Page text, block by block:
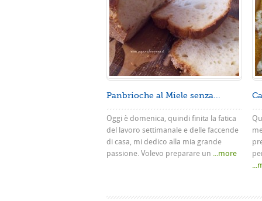
Panbrioche al Miele senza...
Oggi è domenica, quindi finita la fatica
del lavoro settimanale e delle faccende
di casa, mi dedico alla mia grande
passione. Volevo preparare un ...more